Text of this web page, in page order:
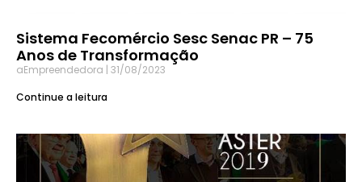
Sistema Fecomércio Sesc Senac PR – 75
Anos de Transformação
aEmpreendedora 31/08/2023
Continue a leitura